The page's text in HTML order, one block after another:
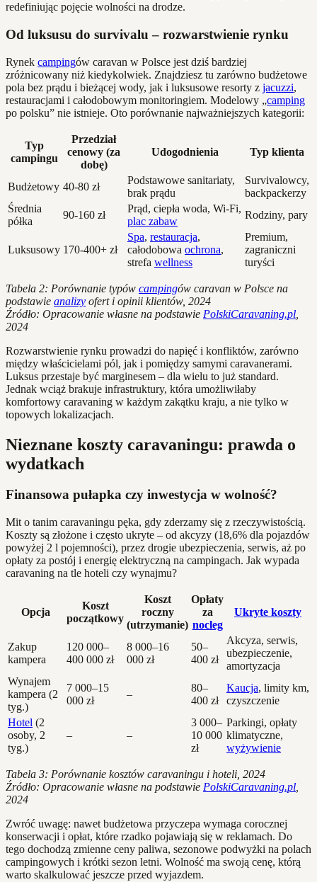
redefiniując pojęcie wolności na drodze.
Od luksusu do survivalu – rozwarstwienie rynku
Rynek campingów caravan w Polsce jest dziś bardziej
zróżnicowany niż kiedykolwiek. Znajdziesz tu zarówno budżetowe
pola bez prądu i bieżącej wody, jak i luksusowe resorty z jacuzzi,
restauracjami i całodobowym monitoringiem. Modelowy „camping
po polsku” nie istnieje. Oto porównanie najważniejszych kategorii:
Typ
campingu
Przedział
cenowy (za
dobę)
Udogodnienia Typ klienta
Budżetowy 40-80 zł
Podstawowe sanitariaty,
brak prądu
Survivalowcy,
backpackerzy
Średnia
półka
90-160 zł
Prąd, ciepła woda, Wi-Fi,
plac zabaw
Rodziny, pary
Luksusowy 170-400+ zł
Spa, restauracja,
całodobowa ochrona,
strefa wellness
Premium,
zagraniczni
turyści
Tabela 2: Porównanie typów campingów caravan w Polsce na
podstawie analizy ofert i opinii klientów, 2024
Źródło: Opracowanie własne na podstawie PolskiCaravaning.pl
2024
Rozwarstwienie rynku prowadzi do napięć i konfliktów, zarówno
między właścicielami pól, jak i pomiędzy samymi caravanerami.
Luksus przestaje być marginesem – dla wielu to już standard.
Jednak wciąż brakuje infrastruktury, która umożliwiłaby
komfortowy caravaning w każdym zakątku kraju, a nie tylko w
topowych lokalizacjach.
Nieznane koszty caravaningu: prawda o
wydatkach
Finansowa pułapka czy inwestycja w wolność?
Mit o tanim caravaningu pęka, gdy zderzamy się z rzeczywistością.
Koszty są złożone i często ukryte – od akcyzy (18,6% dla pojazdów
powyżej 2 l pojemności), przez drogie ubezpieczenia, serwis, aż po
opłaty za postój i energię elektryczną na campingach. Jak wypada
caravaning na tle hoteli czy wynajmu?
Opcja
Koszt
początkowy
Koszt
roczny
(utrzymanie)
Opłaty
za
nocleg
Ukryte koszty
Zakup
kampera
120 000–
400 000 zł
8 000–16
000 zł
50–
400 zł
Akcyza, serwis,
ubezpieczenie,
amortyzacja
Wynajem
kampera (2
tyg.)
7 000–15
000 zł
–
80–
400 zł
Kaucja, limity km,
czyszczenie
Hotel (2
osoby, 2
tyg.)
– –
3 000–
10 000
zł
Parkingi, opłaty
klimatyczne,
wyżywienie
Tabela 3: Porównanie kosztów caravaningu i hoteli, 2024
Źródło: Opracowanie własne na podstawie PolskiCaravaning.pl
2024
Zwróć uwagę: nawet budżetowa przyczepa wymaga corocznej
konserwacji i opłat, które rzadko pojawiają się w reklamach. Do
tego dochodzą zmienne ceny paliwa, sezonowe podwyżki na polach
campingowych i krótki sezon letni. Wolność ma swoją cenę, którą
warto skalkulować jeszcze przed wyjazdem.